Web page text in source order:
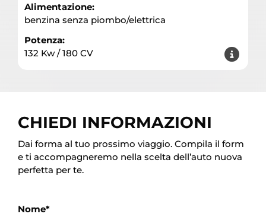
Alimentazione:
benzina senza piombo/elettrica
Potenza:
132 Kw / 180 CV
CHIEDI INFORMAZIONI
Dai forma al tuo prossimo viaggio. Compila il form
e ti accompagneremo nella scelta dell’auto nuova
perfetta per te.
Nome*